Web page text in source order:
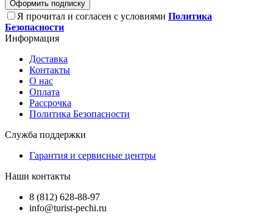
Оформить подписку
Я прочитал и согласен с условиями Политика
Безопасности
Информация
Доставка
Контакты
О нас
Оплата
Рассрочка
Политика Безопасности
Служба поддержки
Гарантия и сервисные центры
Наши контакты
8 (812) 628-88-97
info@turist-pechi.ru